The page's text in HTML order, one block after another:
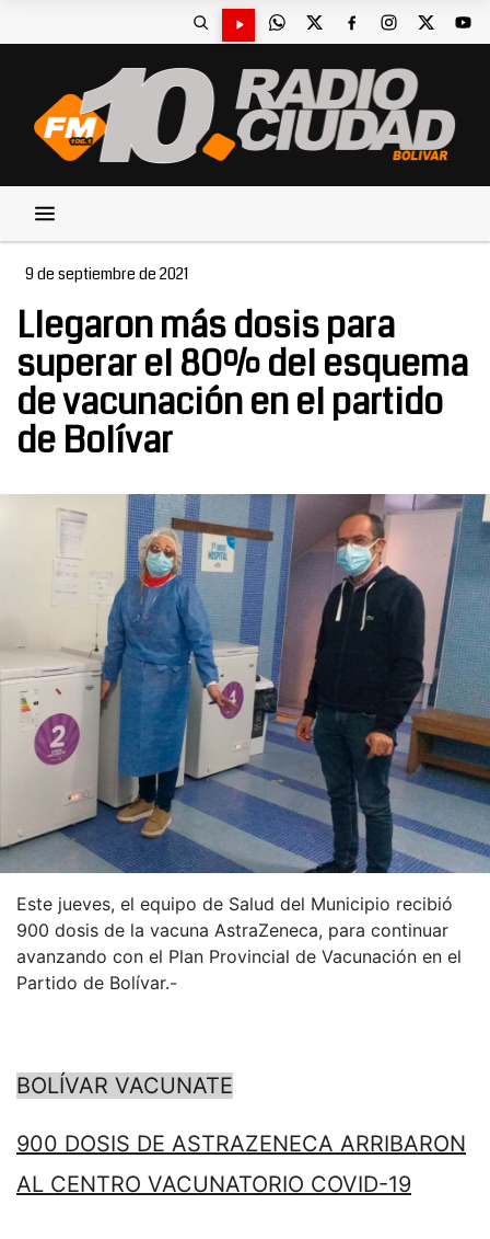
9 de septiembre de 2021
Llegaron más dosis para
superar el 80% del esquema
de vacunación en el partido
de Bolívar
Este jueves, el equipo de Salud del Municipio recibió
900 dosis de la vacuna AstraZeneca, para continuar
avanzando con el Plan Provincial de Vacunación en el
Partido de Bolívar.-
BOLÍVAR VACUNATE
900 DOSIS DE ASTRAZENECA ARRIBARON
AL CENTRO VACUNATORIO COVID-19